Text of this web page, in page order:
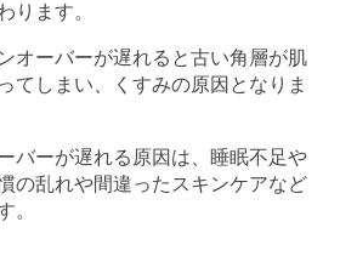
ります。
オーバーが遅れると古い角層が肌
てしまい、くすみの原因となりま
バーが遅れる原因は、睡眠不足や
の乱れや間違ったスキンケアなど
。